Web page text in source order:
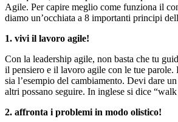
Agile. Per capire meglio come funziona il
diamo un’occhiata a 8 importanti principi
1. vivi il lavoro agile!
Con la leadership agile, non basta che tu
il pensiero e il lavoro agile con le tue parole.
sia l’esempio del cambiamento. Devi dare
altri possano seguire. In inglese si dice
2. affronta i problemi in modo olistico!